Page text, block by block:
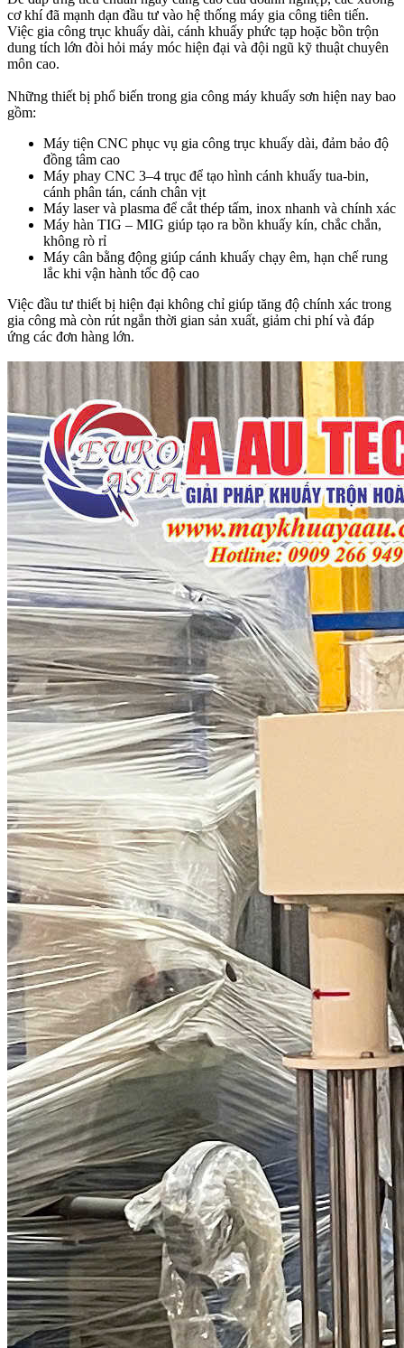
cơ khí đã mạnh dạn đầu tư vào hệ thống máy gia công tiên tiến.
Việc gia công trục khuấy dài, cánh khuấy phức tạp hoặc bồn trộn
dung tích lớn đòi hỏi máy móc hiện đại và đội ngũ kỹ thuật chuyên
môn cao.
Những thiết bị phổ biến trong gia công máy khuấy sơn hiện nay bao
gồm:
Máy tiện CNC phục vụ gia công trục khuấy dài, đảm bảo độ
đồng tâm cao
Máy phay CNC 3–4 trục để tạo hình cánh khuấy tua-bin,
cánh phân tán, cánh chân vịt
Máy laser và plasma để cắt thép tấm, inox nhanh và chính xác
Máy hàn TIG – MIG giúp tạo ra bồn khuấy kín, chắc chắn,
không rò rỉ
Máy cân bằng động giúp cánh khuấy chạy êm, hạn chế rung
lắc khi vận hành tốc độ cao
Việc đầu tư thiết bị hiện đại không chỉ giúp tăng độ chính xác trong
gia công mà còn rút ngắn thời gian sản xuất, giảm chi phí và đáp
ứng các đơn hàng lớn.